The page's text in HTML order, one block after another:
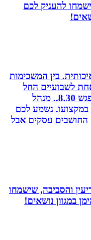
להעניק לכם
בין המשכימות
החל
משעה 8.00. שעת פתיחת המפגש 8.30.. מנהל
נשמע לכם
עסקים אבל
שישמחו
נושאים!